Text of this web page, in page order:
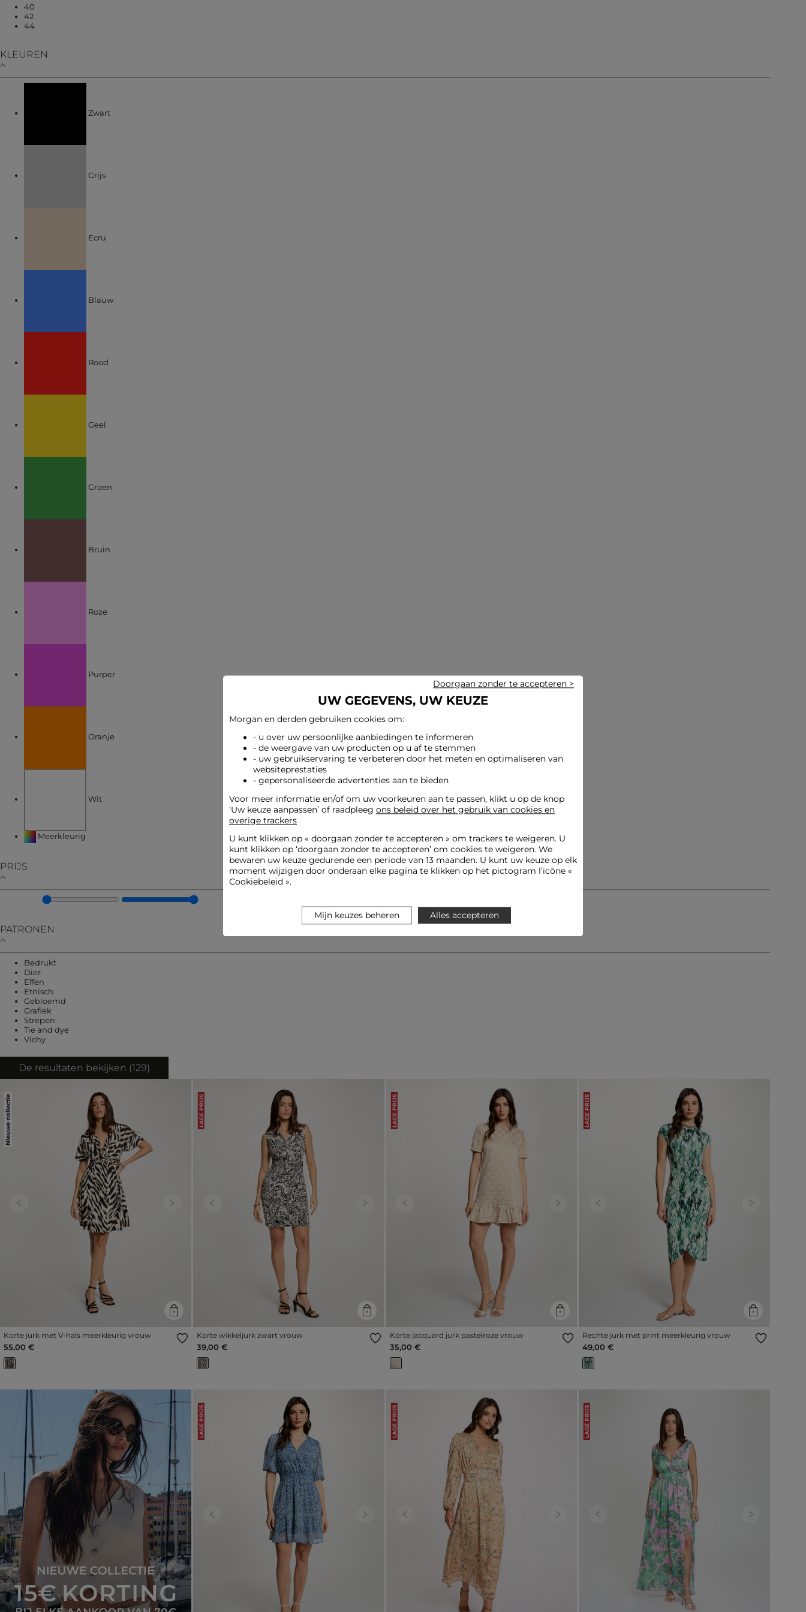
40
42Verfijnen op MATEN: 42
44Verfijnen op MATEN: 44
KLEUREN
Zwart
Grijs
Ecru
Blauw
Rood
Geel
Groen
Bruin
Roze
Purper
Oranje
Wit
Meerkleurig
PRIJS
PATRONEN
BedruktVerfijnen op PATRONEN: Bedrukt
DierVerfijnen op PATRONEN: Dier
Effen
Etnisch
Gebloemd
Grafiek
Strepen
Tie and dye
VichyVerfijnen op PATRONEN: Vichy
De resultaten bekijken (129)
Nieuwe collectie
Previous Next
Korte jurk met V-hals meerkleurig vrouw
55,00 €
LAGE PRIJS
Previous Next
Korte wikkeljurk zwart vrouw
39,00 €
LAGE PRIJS
Previous Next
Korte jacquard jurk pastelroze vrouw
35,00 €
LAGE PRIJS
Previous Next
Rechte jurk met print meerkleurig vrouw
49,00 €
LAGE PRIJS
Previous Next
LAGE PRIJS
Previous Next
LAGE PRIJS
Previous Next
UW GEGEVENS, UW KEUZE
Morgan en derden gebruiken cookies om:
- u over uw persoonlijke aanbiedingen te informeren
- de weergave van uw producten op u af te stemmen
- uw gebruikservaring te verbeteren door het meten en optimaliseren van
websiteprestaties
- gepersonaliseerde advertenties aan te bieden
Voor meer informatie en/of om uw voorkeuren aan te passen, klikt u op de knop
‘Uw keuze aanpassen’ of raadpleeg ons beleid over het gebruik van cookies en
overige trackers
U kunt klikken op « doorgaan zonder te accepteren » om trackers te weigeren. U
kunt klikken op ‘doorgaan zonder te accepteren’ om cookies te weigeren. We
bewaren uw keuze gedurende een periode van 13 maanden. U kunt uw keuze op elk
moment wijzigen door onderaan elke pagina te klikken op het pictogram l’icône «
Cookiebeleid ».
Mijn keuzes beheren
Doorgaan zonder te accepteren >
Alles accepteren